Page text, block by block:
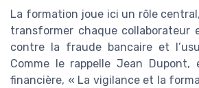
La formation joue ici un rôle
transformer chaque collaborateur
contre la fraude bancaire et
Comme le rappelle Jean Dupont,
financière, « La vigilance et la